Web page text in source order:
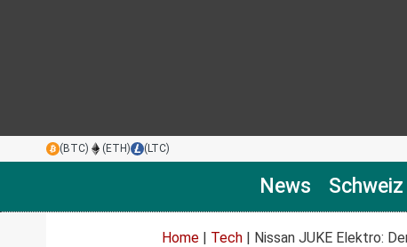
(BTC) (ETH) (LTC)
News Schweiz
Home | Tech | Nissan JUKE Elektro: